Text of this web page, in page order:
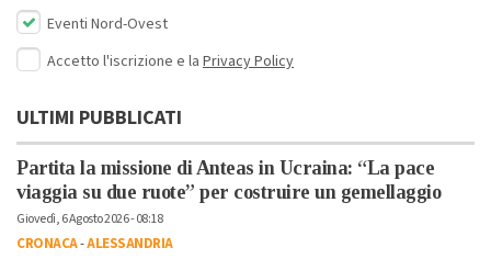
Eventi Nord-Ovest
Accetto l'iscrizione e la Privacy Policy
ULTIMI PUBBLICATI
Partita la missione di Anteas in Ucraina: “La pace
viaggia su due ruote” per costruire un gemellaggio
Giovedì, 6 Agosto 2026 - 08:18
CRONACA-ALESSANDRIA